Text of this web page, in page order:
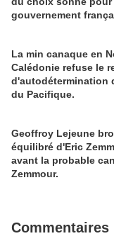
gouvernement
La min canaque en
Calédonie refuse le
d'autodétermination
du Pacifique.
Geoffroy Lejeune
équilibré d'Eric
avant la probable
Zemmour.
Commentaires